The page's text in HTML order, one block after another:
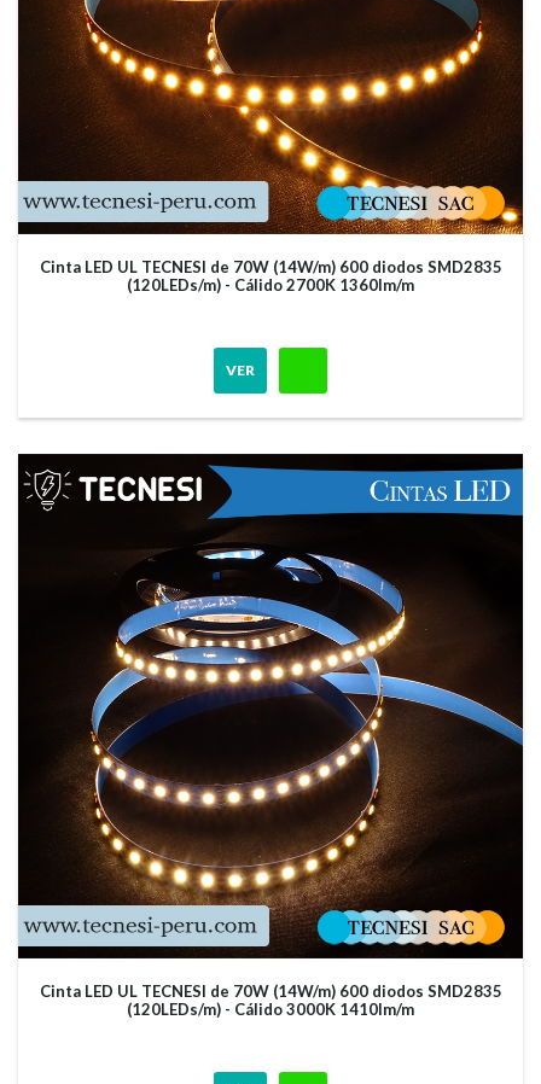
Cinta LED UL TECNESI de 70W (14W/m) 600 diodos SMD2835
(120LEDs/m) - Cálido 2700K 1360lm/m
VER
Cinta LED UL TECNESI de 70W (14W/m) 600 diodos SMD2835
(120LEDs/m) - Cálido 3000K 1410lm/m